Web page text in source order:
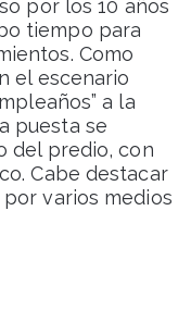
por los 10 años
tiempo para
Como
el escenario
a la
puesta se
del predio, con
Cabe destacar
varios medios